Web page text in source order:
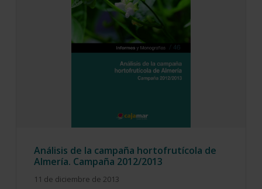
Análisis de la campaña hortofrutícola de
Almería. Campaña 2012/2013
11 de diciembre de 2013